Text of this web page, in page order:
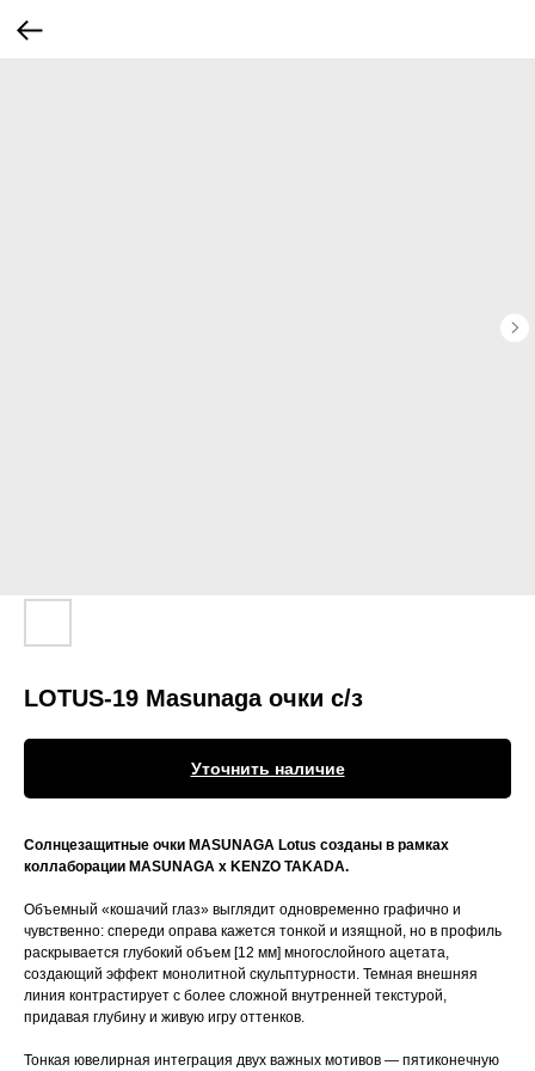
LOTUS-19 Masunaga очки с/з
Уточнить наличие
Солнцезащитные очки MASUNAGA Lotus созданы в рамках
коллаборации MASUNAGA x KENZO TAKADA.
Объемный «кошачий глаз» выглядит одновременно графично и
чувственно: спереди оправа кажется тонкой и изящной, но в профиль
раскрывается глубокий объем [12 мм] многослойного ацетата,
создающий эффект монолитной скульптурности. Темная внешняя
линия контрастирует с более сложной внутренней текстурой,
придавая глубину и живую игру оттенков.
Тонкая ювелирная интеграция двух важных мотивов — пятиконечную